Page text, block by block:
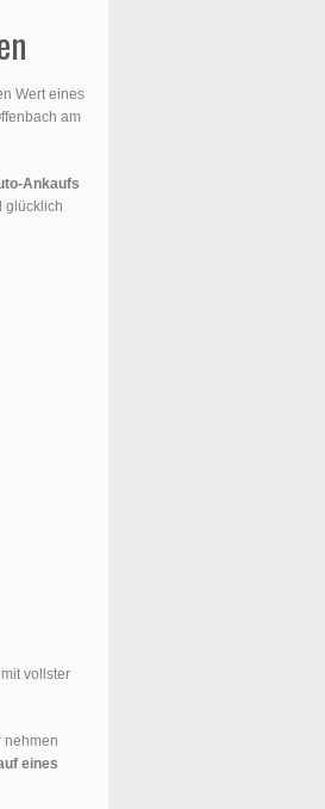
Wert eines
am
Ankaufs
glücklich
vollster
nehmen
eines